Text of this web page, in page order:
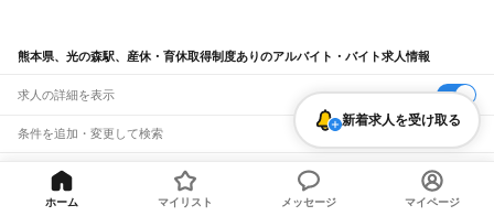
熊本県、光の森駅、産休・育休取得制度ありのアルバイト・バイト求人情報
求人の詳細を表示
条件を追加・変更して検索
市区町村を追加・変更
熊本県
駅を追加・変更
関連キーワード
完全在宅ワーク 全国 シール貼り 在宅 現在地周辺ガチャガチャ
犬カフェ
新着求人を受け取る
ホーム マイリスト メッセージ マイページ